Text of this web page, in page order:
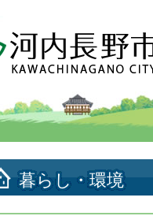
暮らし・環境